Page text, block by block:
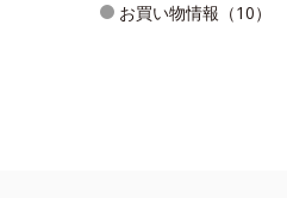
お買い物情報（10）